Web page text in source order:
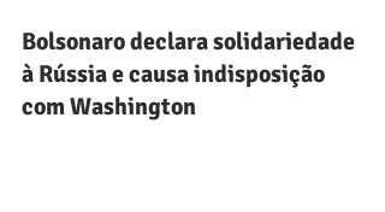
Bolsonaro declara solidariedade
à Rússia e causa indisposição
com Washington